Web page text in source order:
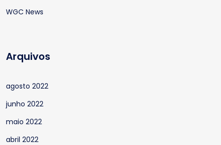
WGC News
Arquivos
agosto 2022
junho 2022
maio 2022
abril 2022